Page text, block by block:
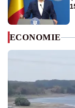
ECONOMIE